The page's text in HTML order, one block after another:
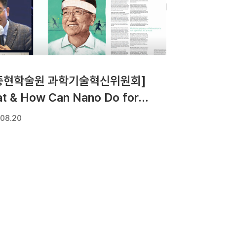
현학술원 과학기술혁신위원회]
& How Can Nano Do for
현택환 석좌교수)